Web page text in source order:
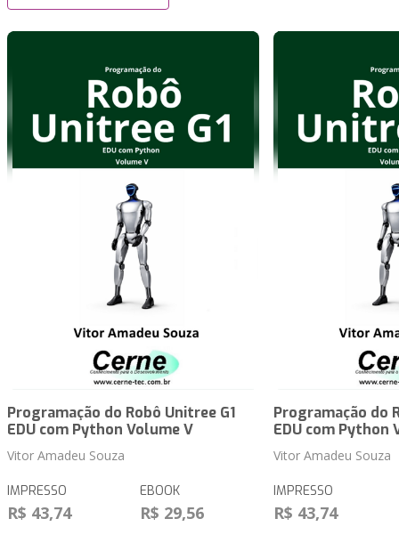
Programação do Robô Unitree G1
EDU com Python Volume V
Vitor Amadeu Souza
IMPRESSO
R$ 43,74
EBOOK
R$ 29,56
Programação do
EDU com Python
Vitor Amadeu Souza
IMPRESSO
R$ 43,74